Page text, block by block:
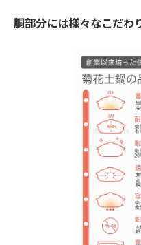
胴部分には様々なこだわ